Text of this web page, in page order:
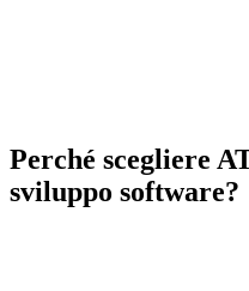
Perché scegliere
sviluppo software?